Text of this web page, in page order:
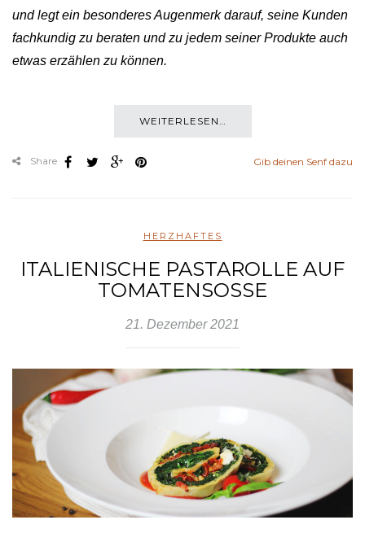
und legt ein besonderes Augenmerk darauf, seine Kunden
fachkundig zu beraten und zu jedem seiner Produkte auch
etwas erzählen zu können.
WEITERLESEN…
Gib deinen Senf dazu
Share
HERZHAFTES
ITALIENISCHE PASTAROLLE AUF
TOMATENSOSSE
21. Dezember 2021